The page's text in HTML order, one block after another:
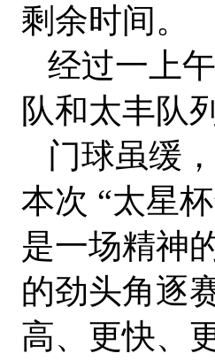
剩余时间。
经过一上
队和太丰队
门球虽缓
本次 “太星
是一场精神
的劲头角逐
高、更快、